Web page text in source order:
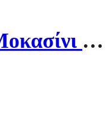
Guess Ανδρικό Mοκασίνι Suede Lopade FMJLOPSUE14 Κάμελ